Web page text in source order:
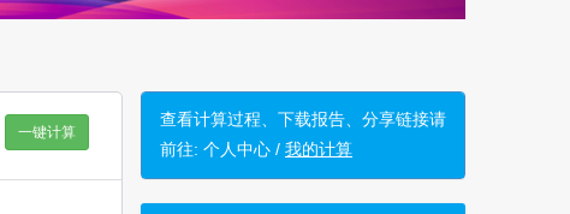
一键计算
查看计算过程、下载报告、分享链接请
前往: 个人中心 / 我的计算